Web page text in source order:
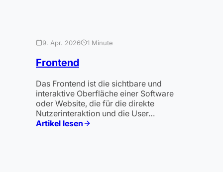
9. Apr. 2026 1 Minute
Frontend
Das Frontend ist die sichtbare und
interaktive Oberfläche einer Software
oder Website, die für die direkte
Nutzerinteraktion und die User…
Artikel lesen
: